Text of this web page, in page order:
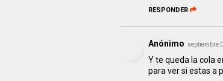
RESPONDER
Anónimo septiembre
Y te queda la cola
para ver si estas a